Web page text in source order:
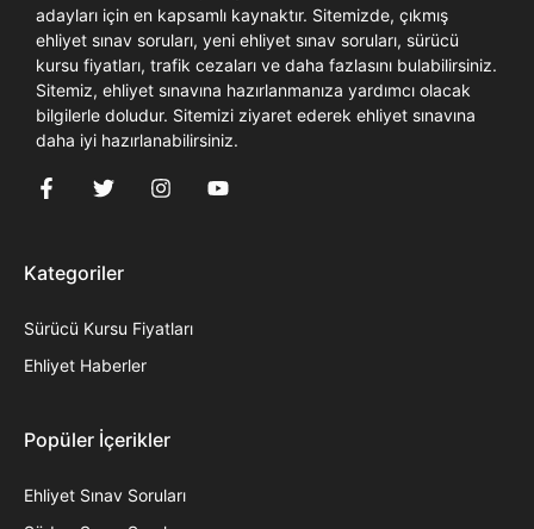
adayları için en kapsamlı kaynaktır. Sitemizde, çıkmış
ehliyet sınav soruları, yeni ehliyet sınav soruları, sürücü
kursu fiyatları, trafik cezaları ve daha fazlasını bulabilirsiniz.
Sitemiz, ehliyet sınavına hazırlanmanıza yardımcı olacak
bilgilerle doludur. Sitemizi ziyaret ederek ehliyet sınavına
daha iyi hazırlanabilirsiniz.
Kategoriler
Sürücü Kursu Fiyatları
Ehliyet Haberler
Popüler İçerikler
Ehliyet Sınav Soruları